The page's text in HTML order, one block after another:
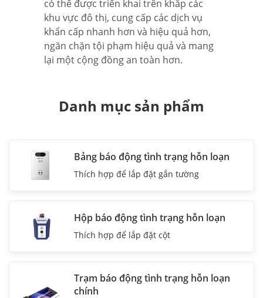
có thể được triển khai trên khắp các
khu vực đô thị, cung cấp các dịch vụ
khẩn cấp nhanh hơn và hiệu quả hơn,
ngăn chặn tội phạm hiệu quả và mang
lại một cộng đồng an toàn hơn.
Danh mục sản phẩm
Bảng báo động tình trạng hỗn loạn
Thích hợp để lắp đặt gắn tường
Hộp báo động tình trạng hỗn loạn
Thích hợp để lắp đặt cột
Trạm báo động tình trạng hỗn loạn
chính